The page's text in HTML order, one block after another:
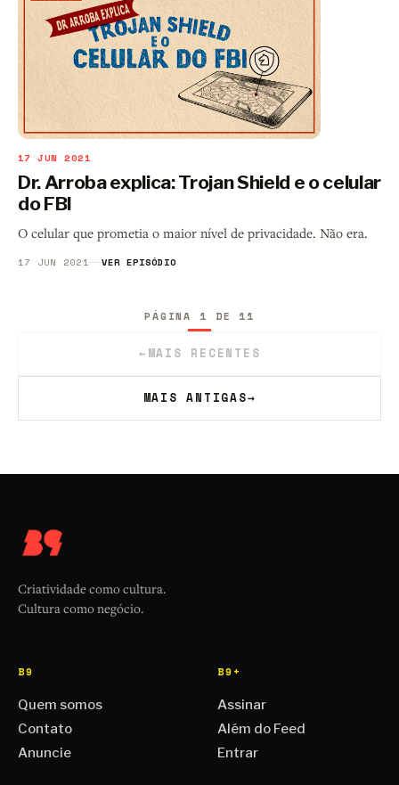
17 JUN 2021
Dr. Arroba explica: Trojan Shield e o celular
do FBI
O celular que prometia o maior nível de privacidade. Não era.
17 JUN 2021 VER EPISÓDIO
←MAIS RECENTES
PÁGINA 1 DE 11
MAIS ANTIGAS→
Criatividade como cultura.
Cultura como negócio.
B9
Quem somos
Contato
Anuncie
B9+
Assinar
Além do Feed
Entrar